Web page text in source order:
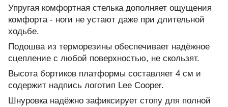
Упругая комфортная стелька дополняет ощущения
комфорта - ноги не устают даже при длительной
ходьбе.
Подошва из терморезины обеспечивает надёжное
сцепление с любой поверхностью, не скользят.
Высота бортиков платформы составляет 4 см и
содержит надпись логотип Lee Cooper.
Шнуровка надёжно зафиксирует стопу для полной